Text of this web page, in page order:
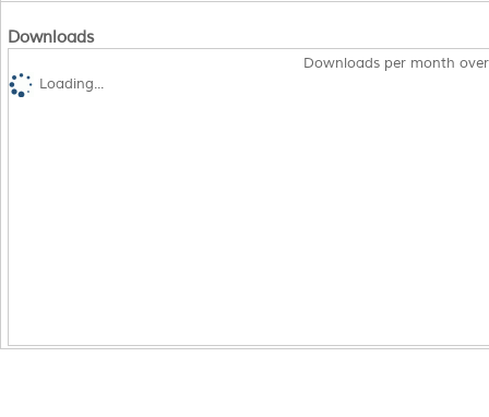
Downloads
Downloads per month
Loading...